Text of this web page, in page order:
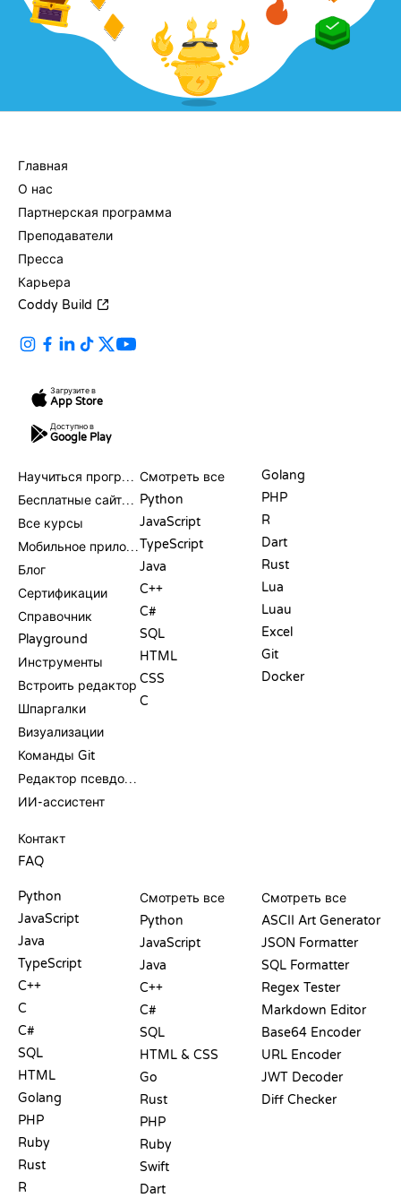
Главная
О нас
Партнерская программа
Преподаватели
Пресса
Карьера
Coddy Build
Загрузите в
App Store
Доступно в
Google Play
Научиться программировать
Бесплатные сайты для программирования
Все курсы
Мобильное приложение
Блог
Сертификации
Справочник
Playground
Инструменты
Встроить редактор
Шпаргалки
Визуализации
Команды Git
Редактор псевдокода
ИИ-ассистент
Контакт
FAQ
Смотреть все
Python
JavaScript
TypeScript
Java
C++
C#
SQL
HTML
CSS
C
Golang
PHP
R
Dart
Rust
Lua
Luau
Excel
Git
Docker
Python
JavaScript
Java
TypeScript
C++
C
C#
SQL
HTML
Golang
PHP
Ruby
Rust
R
Смотреть все
Python
JavaScript
Java
C++
C#
SQL
HTML & CSS
Go
Rust
PHP
Ruby
Swift
Dart
Смотреть все
ASCII Art Generator
JSON Formatter
SQL Formatter
Regex Tester
Markdown Editor
Base64 Encoder
URL Encoder
JWT Decoder
Diff Checker